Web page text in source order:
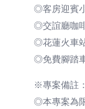
◎客房迎賓
◎交誼廳咖
◎花蓮火車
◎免費腳踏
※專案備註：
◎本專案為